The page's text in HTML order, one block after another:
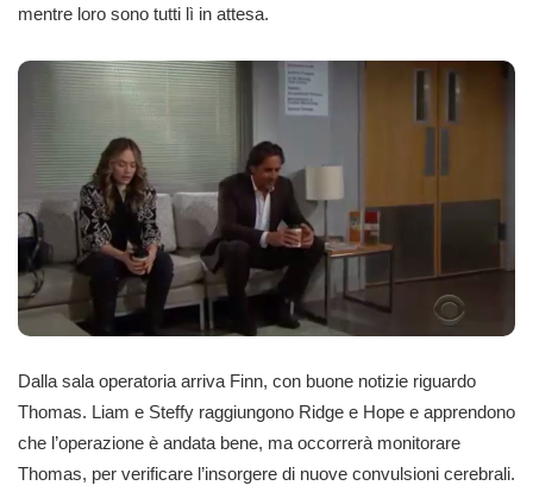
mentre loro sono tutti lì in attesa.
Dalla sala operatoria arriva Finn, con buone notizie riguardo
Thomas. Liam e Steffy raggiungono Ridge e Hope e apprendono
che l’operazione è andata bene, ma occorrerà monitorare
Thomas, per verificare l’insorgere di nuove convulsioni cerebrali.